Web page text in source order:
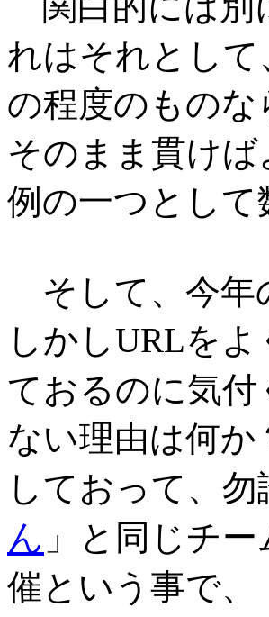
れはそれとし
の程度のもの
そのまま貫け
例の一つとし
そして、今年
しかしURLを
ておるのに気
ない理由は何
しておって、
ん 」と同じチ
催という事で、